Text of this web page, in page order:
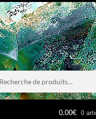
0.00€ 0